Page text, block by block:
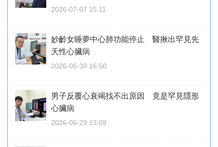
2026-07-07 15:11
妙齡女睡夢中心肺功能停止 醫揪出罕見先
天性心臟病
2026-06-30 16:50
男子反覆心衰竭找不出原因 竟是罕見隱形
心臟病
2026-06-29 13:09